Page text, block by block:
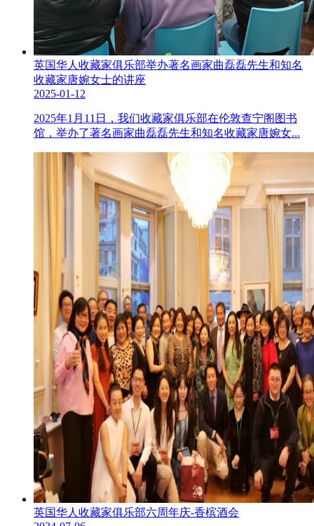
英国华人收藏家俱乐部举办著名画家曲磊磊先生和知名
收藏家唐婉女士的讲座
2025-01-12
2025年1月11日，我们收藏家俱乐部在伦敦查宁阁图书
馆，举办了著名画家曲磊磊先生和知名收藏家唐婉女...
英国华人收藏家俱乐部六周年庆-香槟酒会